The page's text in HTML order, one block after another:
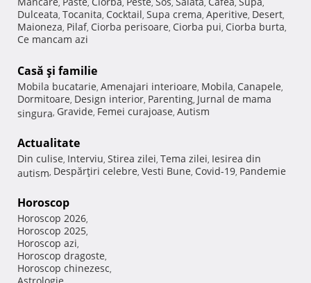
, , , , , , , ,
Dulceata, Tocanita, Cocktail, Supa crema, Aperitive, Desert,
Maioneza, Pilaf, Ciorba perisoare, Ciorba pui, Ciorba burta,
Ce mancam azi
Casă şi familie
Mobila bucatarie, Amenajari interioare, Mobila, Canapele,
Dormitoare, Design interior, Parenting, Jurnal de mama
singura, Gravide, Femei curajoase, Autism
Actualitate
Din culise, Interviu, Stirea zilei, Tema zilei, Iesirea din
autism, Despărţiri celebre, Vesti Bune, Covid-19, Pandemie
Horoscop
Horoscop 2026,
Horoscop 2025,
Horoscop azi,
Horoscop dragoste,
Horoscop chinezesc,